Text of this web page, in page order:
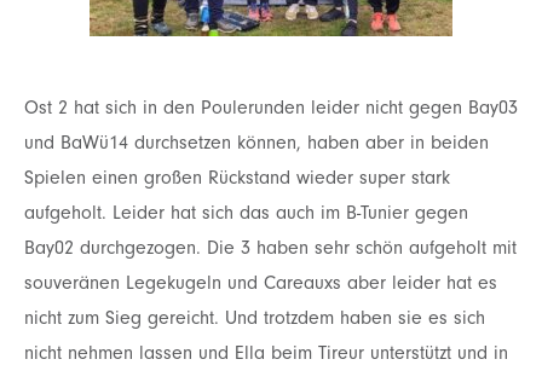
Ost 2 hat sich in den Poulerunden leider nicht gegen Bay03
und BaWü14 durchsetzen können, haben aber in beiden
Spielen einen großen Rückstand wieder super stark
aufgeholt. Leider hat sich das auch im B-Tunier gegen
Bay02 durchgezogen. Die 3 haben sehr schön aufgeholt mit
souveränen Legekugeln und Careauxs aber leider hat es
nicht zum Sieg gereicht. Und trotzdem haben sie es sich
nicht nehmen lassen und Ella beim Tireur unterstützt und in